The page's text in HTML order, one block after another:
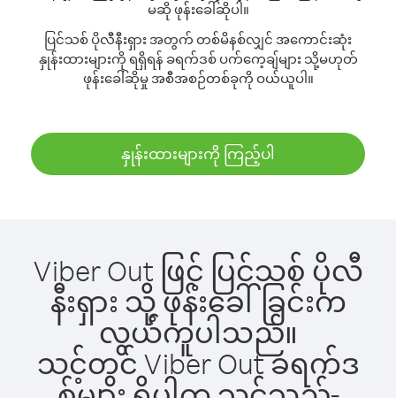
မဆို ဖုန်းခေါ်ဆိုပါ။
ပြင်သစ် ပိုလီနီးရှား အတွက် တစ်မိနစ်လျှင် အကောင်းဆုံး
နှုန်းထားများကို ရရှိရန် ခရက်ဒစ် ပက်ကေ့ချ်များ သို့မဟုတ်
ဖုန်းခေါ်ဆိုမှု အစီအစဉ်တစ်ခုကို ဝယ်ယူပါ။
နှုန်းထားများကို ကြည့်ပါ
Viber Out ဖြင့် ပြင်သစ် ပိုလီ
နီးရှား သို့ ဖုန်းခေါ်ခြင်းက
လွယ်ကူပါသည်။
သင့်တွင် Viber Out ခရက်ဒ